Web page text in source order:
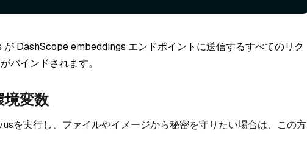
DashScope embeddings エンドポイントに送信するすべてのリク
バインドされます。
境変数
を実行し、ファイルやイメージから秘密を守りたい場合は、この方